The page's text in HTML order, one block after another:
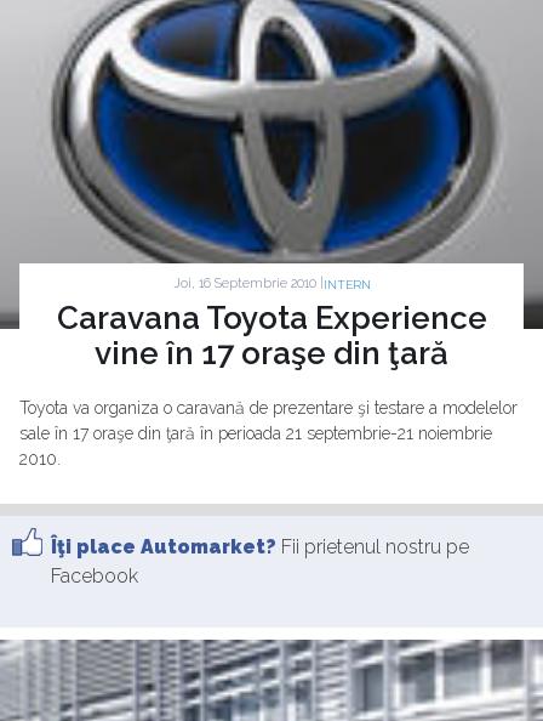
Joi, 16 Septembrie 2010 | INTERN
Caravana Toyota Experience
vine în 17 oraşe din ţară
Toyota va organiza o caravană de prezentare şi testare a modelelor
sale în 17 oraşe din ţară în perioada 21 septembrie-21 noiembrie
2010.
Îţi place Automarket? Fii prietenul nostru pe
Facebook